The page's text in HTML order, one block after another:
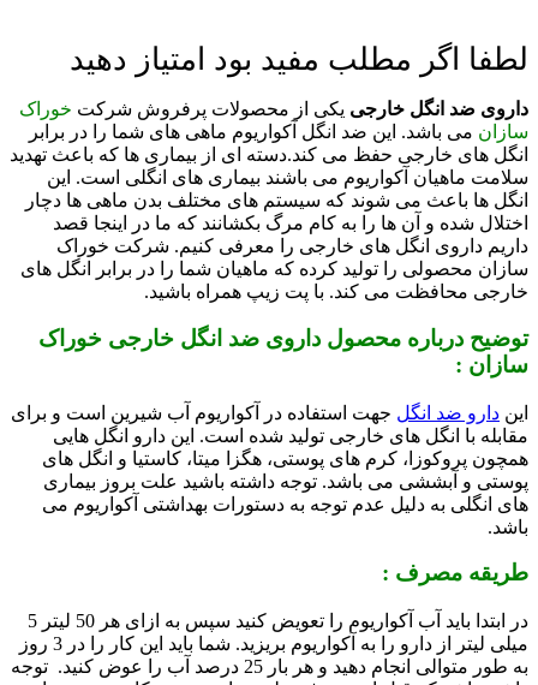
لطفا اگر مطلب مفید بود امتیاز دهید
داروی ضد انگل خارجی یکی از محصولات پرفروش شرکت خوراک
سازان می باشد. این ضد انگل آکواریوم ماهی های شما را در برابر
انگل های خارجی حفظ می کند.دسته ای از بیماری ها که باعث تهدید
سلامت ماهیان آکواریوم می باشند بیماری های انگلی است. این
انگل ها باعث می شوند که سیستم های مختلف بدن ماهی ها دچار
اختلال شده و آن ها را به کام مرگ بکشانند که ما در اینجا قصد
داریم داروی انگل های خارجی را معرفی کنیم. شرکت خوراک
سازان محصولی را تولید کرده که ماهیان شما را در برابر انگل های
خارجی محافظت می کند. با پت زیپ همراه باشید.
توضیح درباره محصول داروی ضد انگل خارجی خوراک
سازان :
این دارو ضد انگل جهت استفاده در آکواریوم آب شیرین است و برای
مقابله با انگل های خارجی تولید شده است. این دارو انگل هایی
همچون پروکوزا، کرم های پوستی، هگزا میتا، کاستیا و انگل های
پوستی و آبششی می باشد. توجه داشته باشید علت بروز بیماری
های انگلی به دلیل عدم توجه به دستورات بهداشتی آکواریوم می
باشد.
طریقه مصرف :
در ابتدا باید آب آکواریوم را تعویض کنید سپس به ازای هر 50 لیتر 5
میلی لیتر از دارو را به آکواریوم بریزید. شما باید این کار را در 3 روز
به طور متوالی انجام دهید و هر بار 25 درصد آب را عوض کنید. توجه